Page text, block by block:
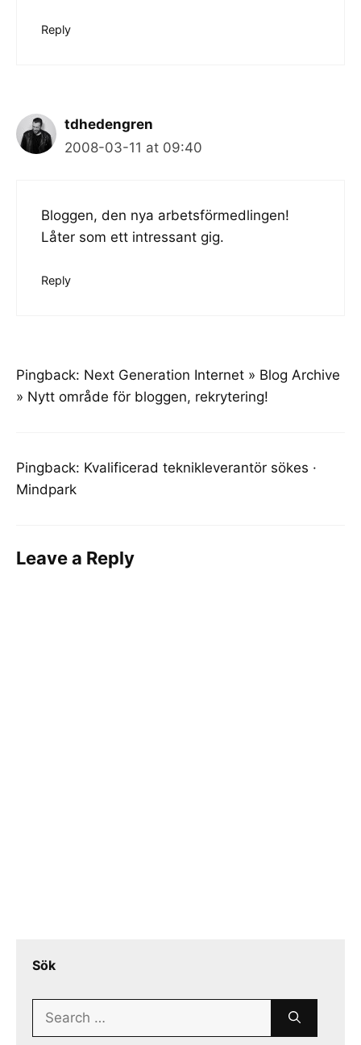
Reply
tdhedengren
2008-03-11 at 09:40
Bloggen, den nya arbetsförmedlingen!
Låter som ett intressant gig.
Reply
Pingback: Next Generation Internet » Blog Archive
» Nytt område för bloggen, rekrytering!
Pingback: Kvalificerad teknikleverantör sökes ·
Mindpark
Leave a Reply
Sök
Search